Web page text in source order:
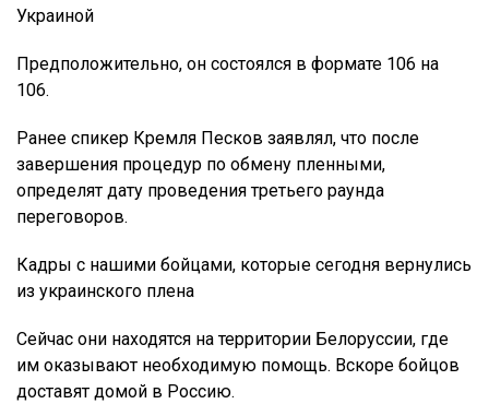
Украиной
Предположительно, он состоялся в формате 106 на
106.
Ранее спикер Кремля Песков заявлял, что после
завершения процедур по обмену пленными,
определят дату проведения третьего раунда
переговоров.
Кадры с нашими бойцами, которые сегодня вернулись
из украинского плена
Сейчас они находятся на территории Белоруссии, где
им оказывают необходимую помощь. Вскоре бойцов
доставят домой в Россию.